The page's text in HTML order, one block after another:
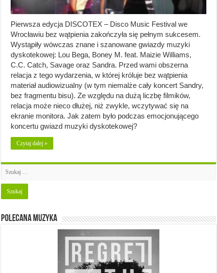
Pierwsza edycja DISCOTEX – Disco Music Festival we
Wrocławiu bez wątpienia zakończyła się pełnym sukcesem.
Wystąpiły wówczas znane i szanowane gwiazdy muzyki
dyskotekowej: Lou Bega, Boney M. feat. Maizie Williams,
C.C. Catch, Savage oraz Sandra. Przed wami obszerna
relacja z tego wydarzenia, w której króluje bez wątpienia
materiał audiowizualny (w tym niemalże cały koncert Sandry,
bez fragmentu bisu). Ze względu na dużą liczbę filmików,
relacja może nieco dłużej, niż zwykle, wczytywać się na
ekranie monitora. Jak zatem było podczas emocjonującego
koncertu gwiazd muzyki dyskotekowej?
Czytaj dalej »
Polecana muzyka